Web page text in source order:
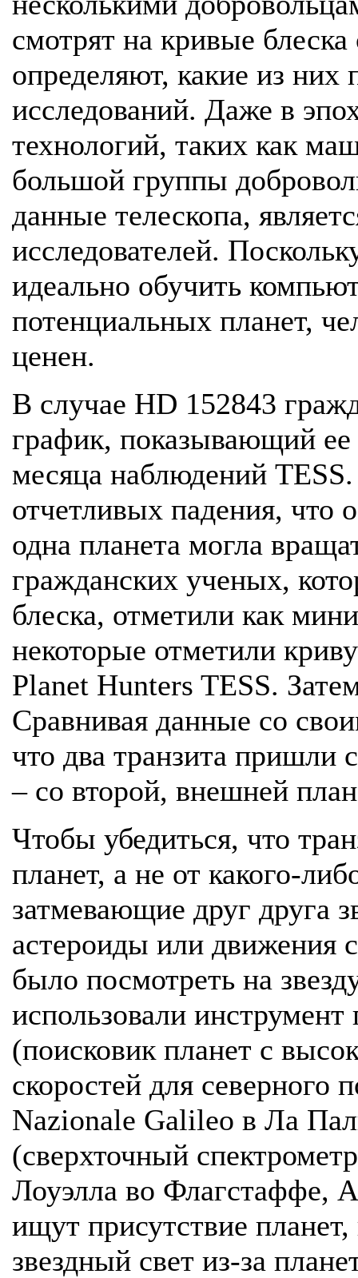
смотрят на кривые
определяют, какие из них
исследований. Даже в
технологий, таких как
большой группы
данные телескопа,
исследователей.
идеально обучить
потенциальных планет,
ценен.
В случае HD 152843
график, показывающий ее
месяца наблюдений
отчетливых падения, что
одна планета могла
гражданских ученых,
блеска, отметили как
некоторые отметили
Planet Hunters TESS.
Сравнивая данные со
что два транзита пришли
– со второй, внешней
Чтобы убедиться, что
планет, а не от какого-
затмевающие друг друга
астероиды или движения
было посмотреть на
использовали
(поисковик планет с
скоростей для северного
Nazionale Galileo в Ла
(сверхточный
Лоуэлла во Флагстаффе,
ищут присутствие планет,
звездный свет из-за